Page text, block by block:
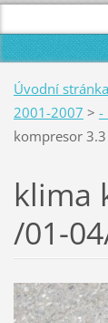
Úvodní stránka
2001-2007 > -
kompresor 3.3
klima
/01-